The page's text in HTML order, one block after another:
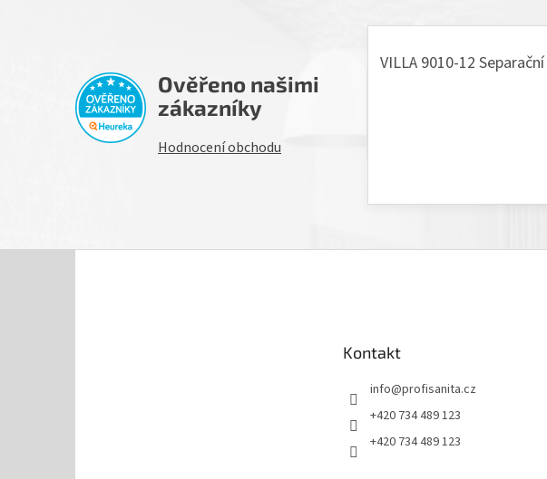
Ověřeno našimi
zákazníky
Hodnocení obchodu
Kontakt
info@profisanita.cz
+420 734 489 123
+420 734 489 123